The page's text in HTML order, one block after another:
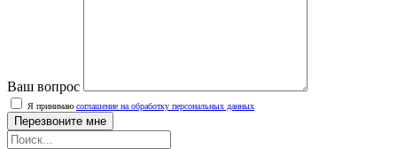
Ваш вопрос
Я принимаю соглашение на обработку персональных данных